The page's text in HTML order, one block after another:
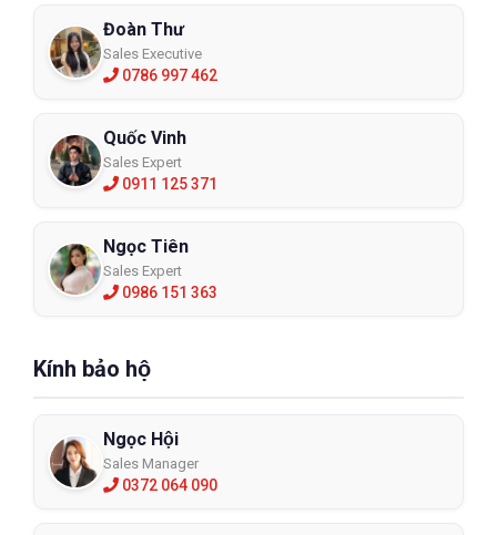
Đoàn Thư
Sales Executive
0786 997 462
Quốc Vinh
Sales Expert
0911 125 371
Ngọc Tiên
Sales Expert
0986 151 363
Kính bảo hộ
Ngọc Hội
Sales Manager
0372 064 090